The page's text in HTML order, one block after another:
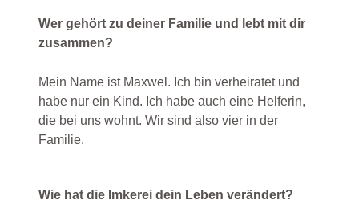
Wer gehört zu deiner Familie und lebt mit dir
zusammen?
Mein Name ist Maxwel. Ich bin verheiratet und
habe nur ein Kind. Ich habe auch eine Helferin,
die bei uns wohnt. Wir sind also vier in der
Familie.
Wie hat die Imkerei dein Leben verändert?